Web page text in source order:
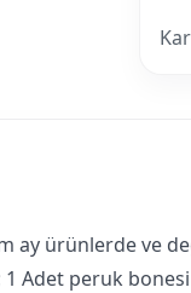
ay ürünlerde ve
1 Adet peruk